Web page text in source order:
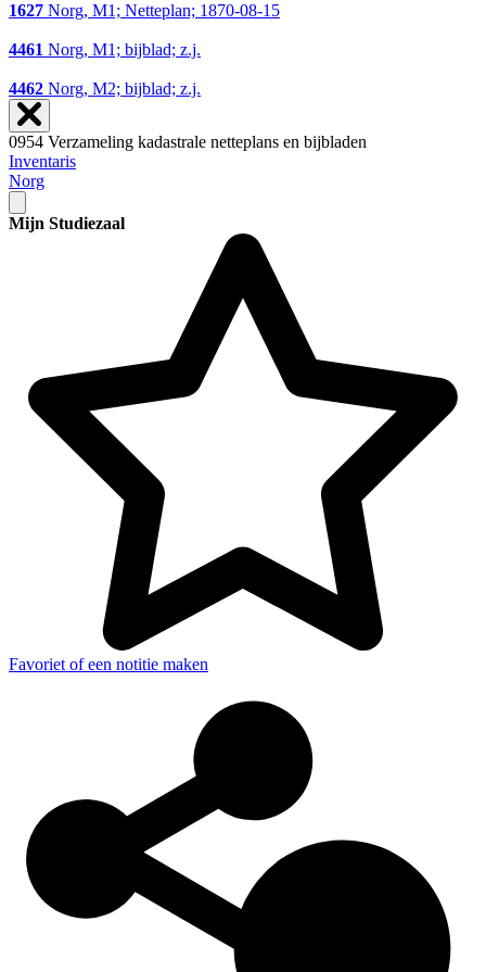
1627 Norg, M1; Netteplan; 1870-08-15
4461 Norg, M1; bijblad; z.j.
4462 Norg, M2; bijblad; z.j.
0954 Verzameling kadastrale netteplans en bijbladen
Inventaris
Norg
Mijn Studiezaal
Favoriet of een notitie maken